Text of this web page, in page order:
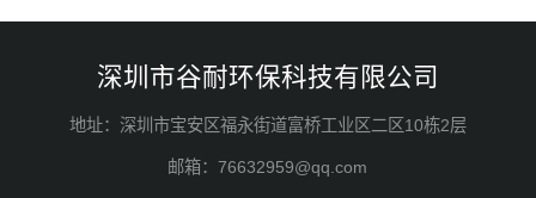
深圳市谷耐环保科技有限公司
地址：深圳市宝安区福永街道富桥工业区二区10栋2层
邮箱：76632959@qq.com